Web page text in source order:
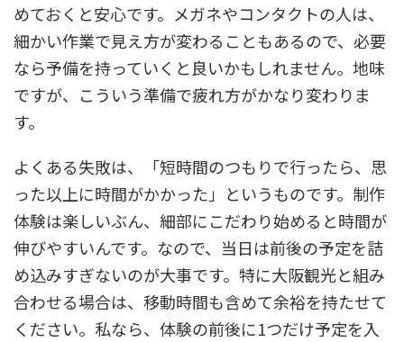
めておくと安心です。メガネやコンタクトの人は、
細かい作業で見え方が変わることもあるので、必要
なら予備を持っていくと良いかもしれません。地味
ですが、こういう準備で疲れ方がかなり変わりま
す。
よくある失敗は、「短時間のつもりで行ったら、思
った以上に時間がかかった」というものです。制作
体験は楽しいぶん、細部にこだわり始めると時間が
伸びやすいんです。なので、当日は前後の予定を詰
め込みすぎないのが大事です。特に大阪観光と組み
合わせる場合は、移動時間も含めて余裕を持たせて
ください。私なら、体験の前後に1つだけ予定を入